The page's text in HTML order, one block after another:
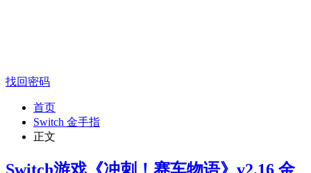
找回密码
首页
Switch 金手指
正文